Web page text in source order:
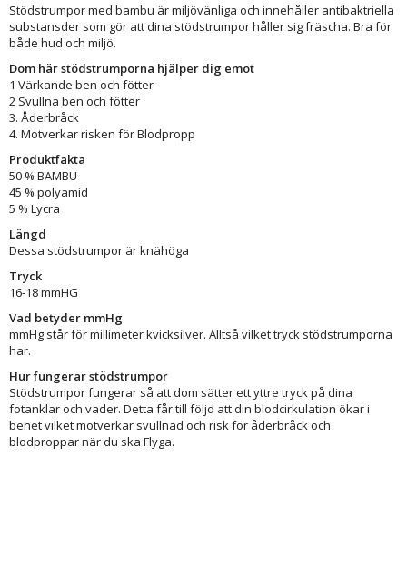
Stödstrumpor med bambu är miljövänliga och innehåller antibaktriella
substansder som gör att dina stödstrumpor håller sig fräscha. Bra för
både hud och miljö.
Dom här stödstrumporna hjälper dig emot
1 Värkande ben och fötter
2 Svullna ben och fötter
3. Åderbråck
4. Motverkar risken för Blodpropp
Produktfakta
50 % BAMBU
45 % polyamid
5 % Lycra
Längd
Dessa stödstrumpor är knähöga
Tryck
16-18 mmHG
Vad betyder mmHg
mmHg står för millimeter kvicksilver. Alltså vilket tryck stödstrumporna
har.
Hur fungerar stödstrumpor
Stödstrumpor fungerar så att dom sätter ett yttre tryck på dina
fotanklar och vader. Detta får till följd att din blodcirkulation ökar i
benet vilket motverkar svullnad och risk för åderbråck och
blodproppar när du ska Flyga.